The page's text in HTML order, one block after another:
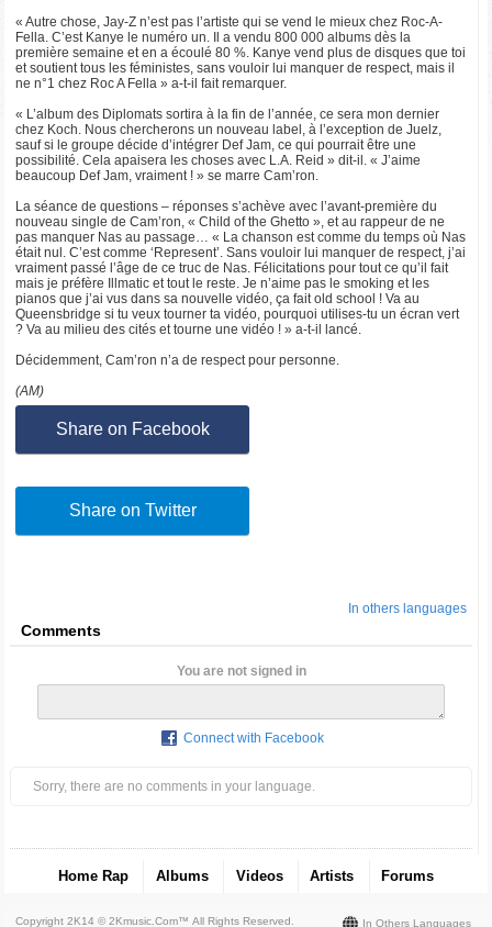
« Autre chose, Jay-Z n’est pas l’artiste qui se vend le mieux chez Roc-A-
Fella. C’est Kanye le numéro un. Il a vendu 800 000 albums dès la
première semaine et en a écoulé 80 %. Kanye vend plus de disques que toi
et soutient tous les féministes, sans vouloir lui manquer de respect, mais il
ne n°1 chez Roc A Fella » a-t-il fait remarquer.
« L’album des Diplomats sortira à la fin de l’année, ce sera mon dernier
chez Koch. Nous chercherons un nouveau label, à l’exception de Juelz,
sauf si le groupe décide d’intégrer Def Jam, ce qui pourrait être une
possibilité. Cela apaisera les choses avec L.A. Reid » dit-il. « J’aime
beaucoup Def Jam, vraiment ! » se marre Cam’ron.
La séance de questions – réponses s’achève avec l’avant-première du
nouveau single de Cam’ron, « Child of the Ghetto », et au rappeur de ne
pas manquer Nas au passage… « La chanson est comme du temps où Nas
était nul. C’est comme ‘Represent’. Sans vouloir lui manquer de respect, j’ai
vraiment passé l’âge de ce truc de Nas. Félicitations pour tout ce qu’il fait
mais je préfère Illmatic et tout le reste. Je n’aime pas le smoking et les
pianos que j’ai vus dans sa nouvelle vidéo, ça fait old school ! Va au
Queensbridge si tu veux tourner ta vidéo, pourquoi utilises-tu un écran vert
? Va au milieu des cités et tourne une vidéo ! » a-t-il lancé.
Décidemment, Cam’ron n’a de respect pour personne.
(AM)
Share on Facebook
Share on Twitter
In others languages
Comments
You are not signed in
Connect with Facebook
Sorry, there are no comments in your language.
Home Rap Albums Videos Artists Forums
In Others Languages
Copyright 2K14 © 2Kmusic.com™All Rights Reserved